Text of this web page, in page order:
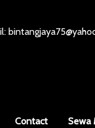
Contact Sewa